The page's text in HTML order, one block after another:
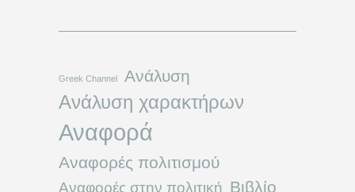
Greek Channel Ανάλυση
Ανάλυση χαρακτήρων
Αναφορά
Αναφορές πολιτισμού
Αναφορές στην πολιτική Βιβλίο